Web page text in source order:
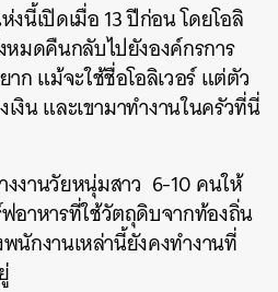
งนี้เปิดเมื่อ 13 ปีก่อน โดยโอลิ
หมดคืนกลับไปยังองค์กรการ
ก แม้จะใช้ชื่อโอลิเวอร์ แต่ตัว
เงิน และเขามาทำงานในครัวที่นี่
งานวัยหนุ่มสาว 6-10 คนให้
อาหารที่ใช้วัตถุดิบจากท้องถิ่น
นักงานเหล่านี้ยังคงทำงานที่